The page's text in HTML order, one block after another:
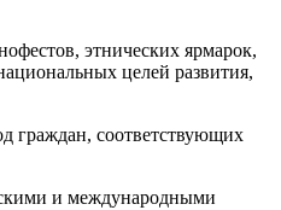
этнических ярмарок,
целей развития,
граждан, соответствующих
и международными